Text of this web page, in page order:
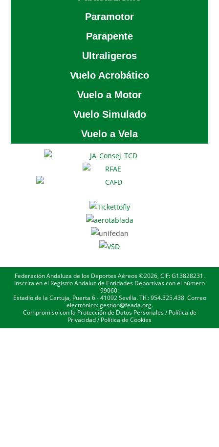
Paramotor
Parapente
Ultraligeros
Vuelo Acrobático
Vuelo a Motor
Vuelo Simulado
Vuelo a Vela
Federación Andaluza de los Deportes Aéreos ©2026, CIF: G13828231.
Inscrita en el Registro Andaluz de Entidades Deportivas con el número
99060.
Estadio de la Cartuja, Puerta 6 - 41092 Sevilla. Tlf.: 954.325.438. Correo
electrónico: gestion@feada.org.
Compromiso con la Protección de Datos Personales/Política de
Privacidad/Política de Cookies